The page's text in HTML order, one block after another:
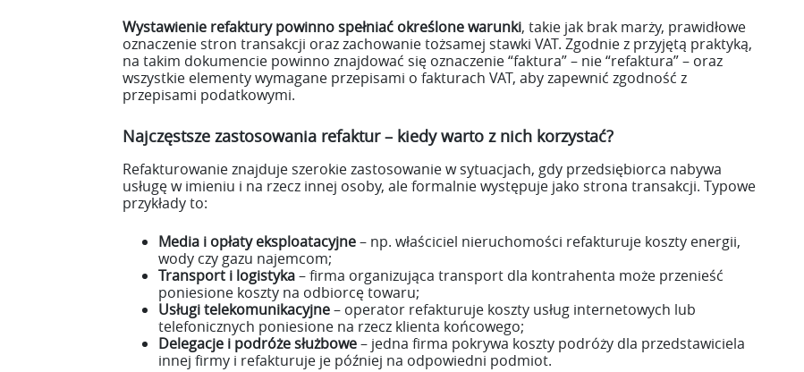
Wystawienie refaktury powinno spełniać określone warunki, takie jak brak marży, prawidłowe
oznaczenie stron transakcji oraz zachowanie tożsamej stawki VAT. Zgodnie z przyjętą praktyką,
na takim dokumencie powinno znajdować się oznaczenie “faktura” – nie “refaktura” – oraz
wszystkie elementy wymagane przepisami o fakturach VAT, aby zapewnić zgodność z
przepisami podatkowymi.
Najczęstsze zastosowania refaktur – kiedy warto z nich korzystać?
Refakturowanie znajduje szerokie zastosowanie w sytuacjach, gdy przedsiębiorca nabywa
usługę w imieniu i na rzecz innej osoby, ale formalnie występuje jako strona transakcji. Typowe
przykłady to:
Media i opłaty eksploatacyjne– np. właściciel nieruchomości refakturuje koszty energii,
wody czy gazu najemcom;
Transport i logistyka– firma organizująca transport dla kontrahenta może przenieść
poniesione koszty na odbiorcę towaru;
Usługi telekomunikacyjne– operator refakturuje koszty usług internetowych lub
telefonicznych poniesione na rzecz klienta końcowego;
Delegacje i podróże służbowe– jedna firma pokrywa koszty podróży dla przedstawiciela
innej firmy i refakturuje je później na odpowiedni podmiot.